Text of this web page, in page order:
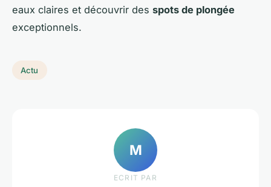
eaux claires et découvrir des spots de plongée
exceptionnels.
Actu
M
ECRIT PAR